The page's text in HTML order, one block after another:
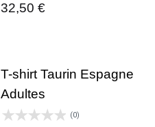
32,50 €
T-shirt Taurin Espagne
Adultes
(0)